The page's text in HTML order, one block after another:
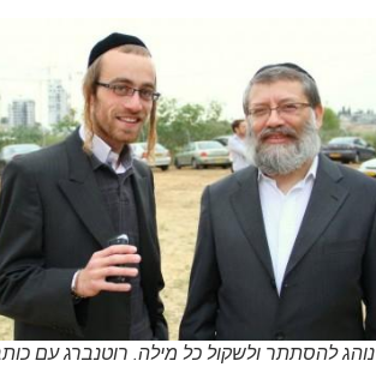
נוהג להסתתר ולשקול כל מילה. רוטנברג עם